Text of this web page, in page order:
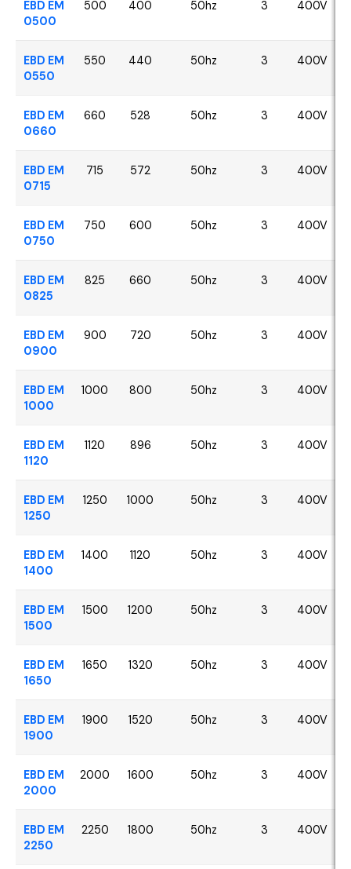
EBD EM
0500
500 400 50hz 3 400V
EBD EM
0550
550 440 50hz 3 400V
EBD EM
0660
660 528 50hz 3 400V
EBD EM
0715
715 572 50hz 3 400V
EBD EM
0750
750 600 50hz 3 400V
EBD EM
0825
825 660 50hz 3 400V
EBD EM
0900
900 720 50hz 3 400V
EBD EM
1000
1000 800 50hz 3 400V
EBD EM
1120
1120 896 50hz 3 400V
EBD EM
1250
1250 1000 50hz 3 400V
EBD EM
1400
1400 1120 50hz 3 400V
EBD EM
1500
1500 1200 50hz 3 400V
EBD EM
1650
1650 1320 50hz 3 400V
EBD EM
1900
1900 1520 50hz 3 400V
EBD EM
2000
2000 1600 50hz 3 400V
EBD EM
2250
2250 1800 50hz 3 400V